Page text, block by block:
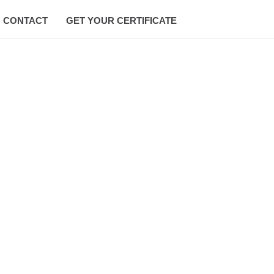
CONTACT GET YOUR CERTIFICATE